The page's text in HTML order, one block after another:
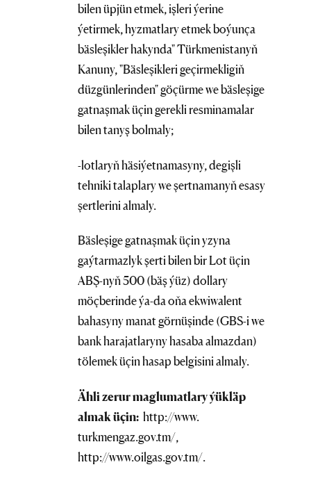
bilen üpjün etmek, işleri ýerine
ýetirmek, hyzmatlary etmek boýunça
bäsleşikler hakynda" Türkmenistanyň
Kanuny, "Bäsleşikleri geçirmekligiň
düzgünlerinden" göçürme we bäsleşige
gatnaşmak üçin gerekli resminamalar
bilen tanyş bolmaly;
-lotlaryň häsiýetnamasyny, degişli
tehniki talaplary we şertnamanyň esasy
şertlerini almaly.
Bäsleşige gatnaşmak üçin yzyna
gaýtarmazlyk şerti bilen bir Lot üçin
ABŞ-nyň 500 (bäş ýüz) dollary
möçberinde ýa-da oňa ekwiwalent
bahasyny manat görnüşinde (GBS-i we
bank harajatlaryny hasaba almazdan)
tölemek üçin hasap belgisini almaly.
Ähli zerur maglumatlary ýükläp
almak üçin: http://www.
turkmengaz.gov.tm/,
http://www.oilgas.gov.tm/.